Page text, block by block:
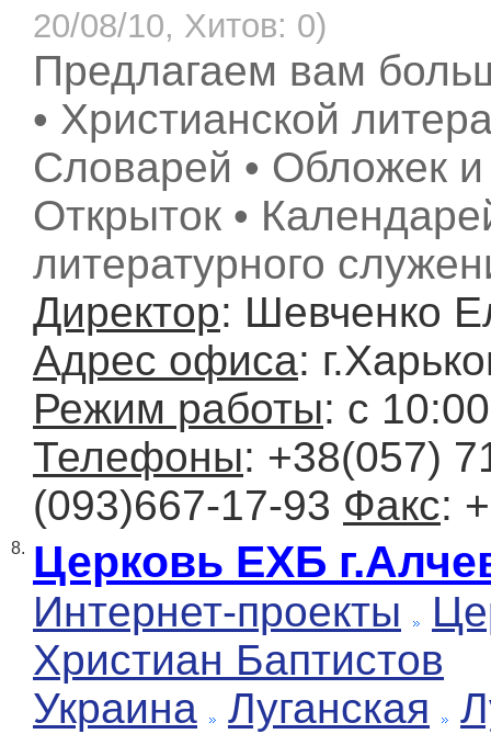
20/08/10, Хитов: 0)
Предлагаем вам
• Христианской
Словарей • Обложек
Открыток •
литературного
Директор: Шевченко
Адрес офиса:
Режим работы: с
Телефоны: +38(057)
(093)667-17-93 Факс:
8. Церковь ЕХБ
Интернет-проекты
Христиан Баптистов
Украина
Луганская